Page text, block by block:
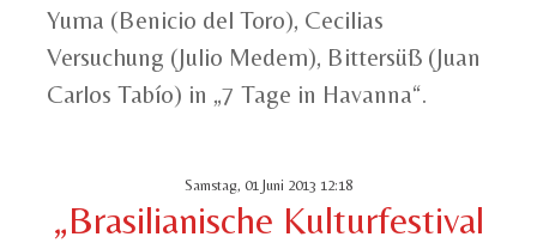
Yuma (Benicio del Toro), Cecilias
Versuchung (Julio Medem), Bittersüß (Juan
Carlos Tabío) in „7 Tage in Havanna“.
Samstag, 01 Juni 2013 12:18
„Brasilianische Kulturfestival